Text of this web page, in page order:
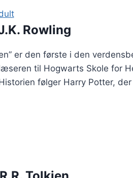
Rowling
er den første i den
til Hogwarts Skole for
følger Harry Potter,